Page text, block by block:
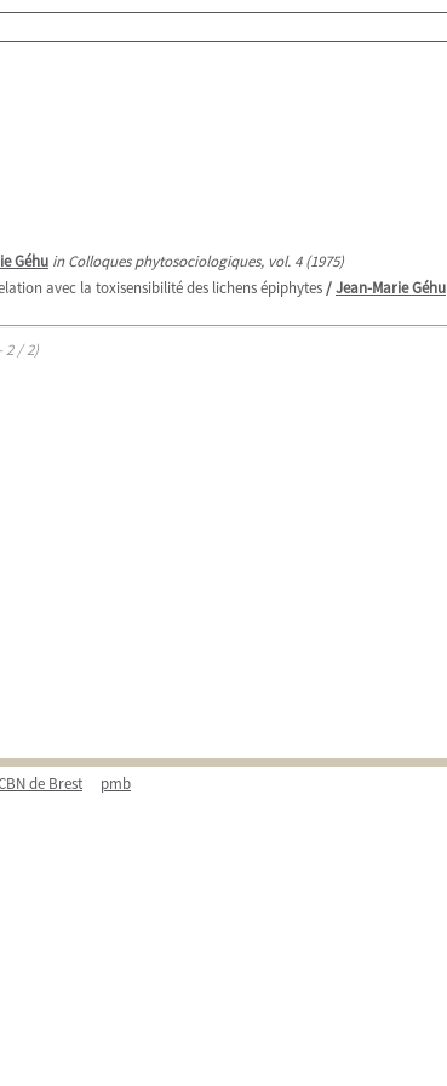
Géhu in Colloques phytosociologiques, vol. 4 (1975)
avec la toxisensibilité des lichens épiphytes/Jean-Marie Géhu
2 / 2)
de Brest pmb